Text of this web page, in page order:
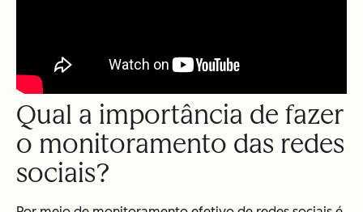
Qual a importância de fazer
o monitoramento das redes
sociais?